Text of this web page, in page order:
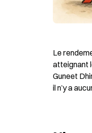
Le
atteignant
Guneet
il n’y a